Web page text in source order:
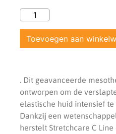
Toevoegen aan
. Dit geavanceerde
ontworpen om de
elastische huid intensief
Dankzij een
herstelt Stretchcare C